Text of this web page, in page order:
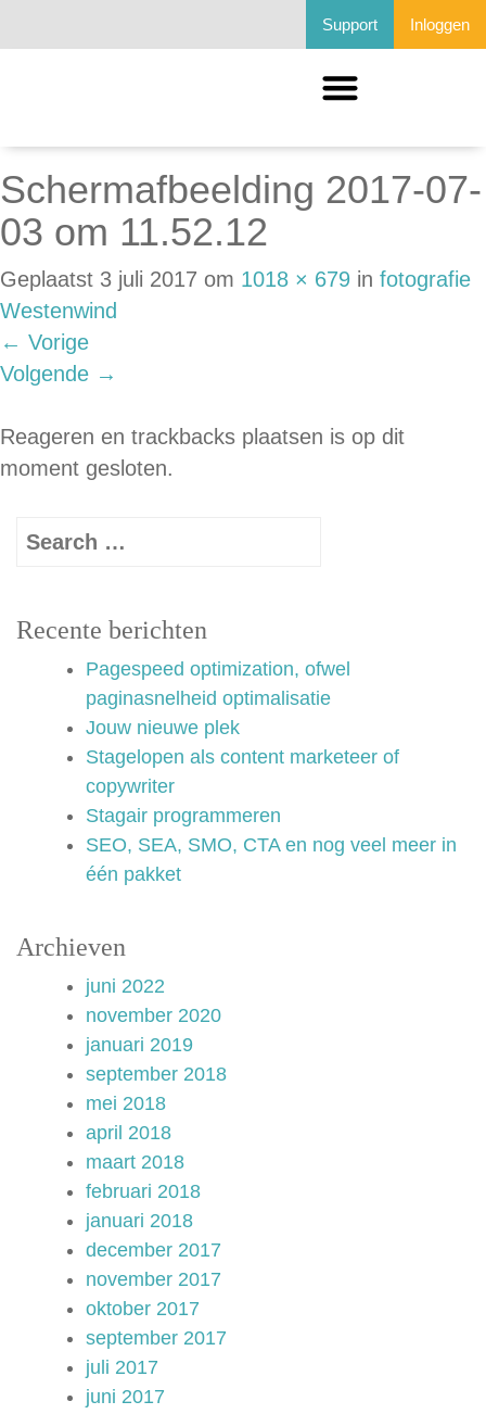
Support Inloggen
Schermafbeelding 2017-07-
03 om 11.52.12
Geplaatst 3 juli 2017 om 1018 × 679 in fotografie
Westenwind
← Vorige
Volgende →
Reageren en trackbacks plaatsen is op dit
moment gesloten.
Recente berichten
Pagespeed optimization, ofwel
paginasnelheid optimalisatie
Jouw nieuwe plek
Stagelopen als content marketeer of
copywriter
Stagair programmeren
SEO, SEA, SMO, CTA en nog veel meer in
één pakket
Archieven
juni 2022
november 2020
januari 2019
september 2018
mei 2018
april 2018
maart 2018
februari 2018
januari 2018
december 2017
november 2017
oktober 2017
september 2017
juli 2017
juni 2017